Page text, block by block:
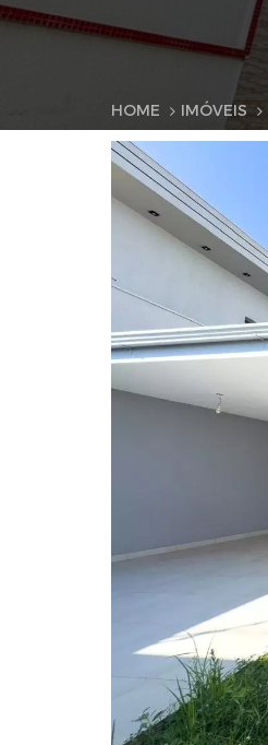
HOME IMÓVEIS